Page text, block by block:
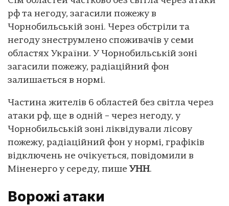
рф та негоду, загасили пожежу в
Чорнобильській зоні. Через обстріли та
негоду знеструмлено споживачів у семи
областях України. У Чорнобильській зоні
загасили пожежу, радіаційний фон
залишається в нормі.
Частина жителів 6 областей без світла через
атаки рф, ще в одній – через негоду, у
Чорнобильській зоні ліквідували лісову
пожежу, радіаційний фон у нормі, графіків
відключень не очікується, повідомили в
Міненерго у середу, пише УНН.
Ворожі атаки